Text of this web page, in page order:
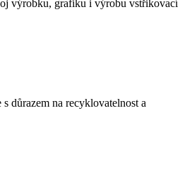
výrobku, grafiku i výrobu vstřikovací
důrazem na recyklovatelnost a